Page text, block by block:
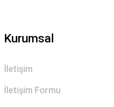
Kurumsal
İletişim
İletişim Formu